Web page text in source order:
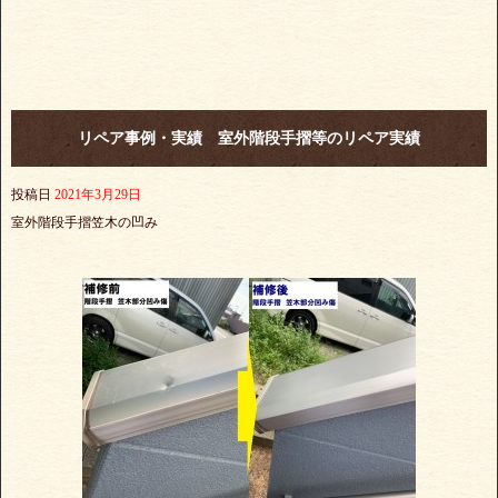
リペア事例・実績 室外階段手摺等のリペア実績
投稿日 2021年3月29日
室外階段手摺笠木の凹み